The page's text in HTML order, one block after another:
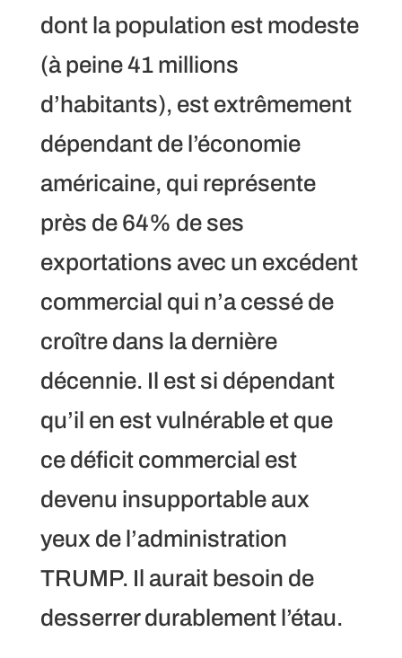
dont la population est modeste
(à peine 41 millions
d’habitants), est extrêmement
dépendant de l’économie
américaine, qui représente
près de 64% de ses
exportations avec un excédent
commercial qui n’a cessé de
croître dans la dernière
décennie. Il est si dépendant
qu’il en est vulnérable et que
ce déficit commercial est
devenu insupportable aux
yeux de l’administration
TRUMP. Il aurait besoin de
desserrer durablement l’étau.